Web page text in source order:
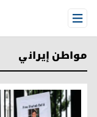
Open Menu
مواطن إيراني